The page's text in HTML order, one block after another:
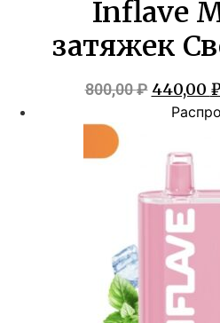
Inflave
затяжек
800,00₽
цена
800,00 ₽.
440,00 ₽